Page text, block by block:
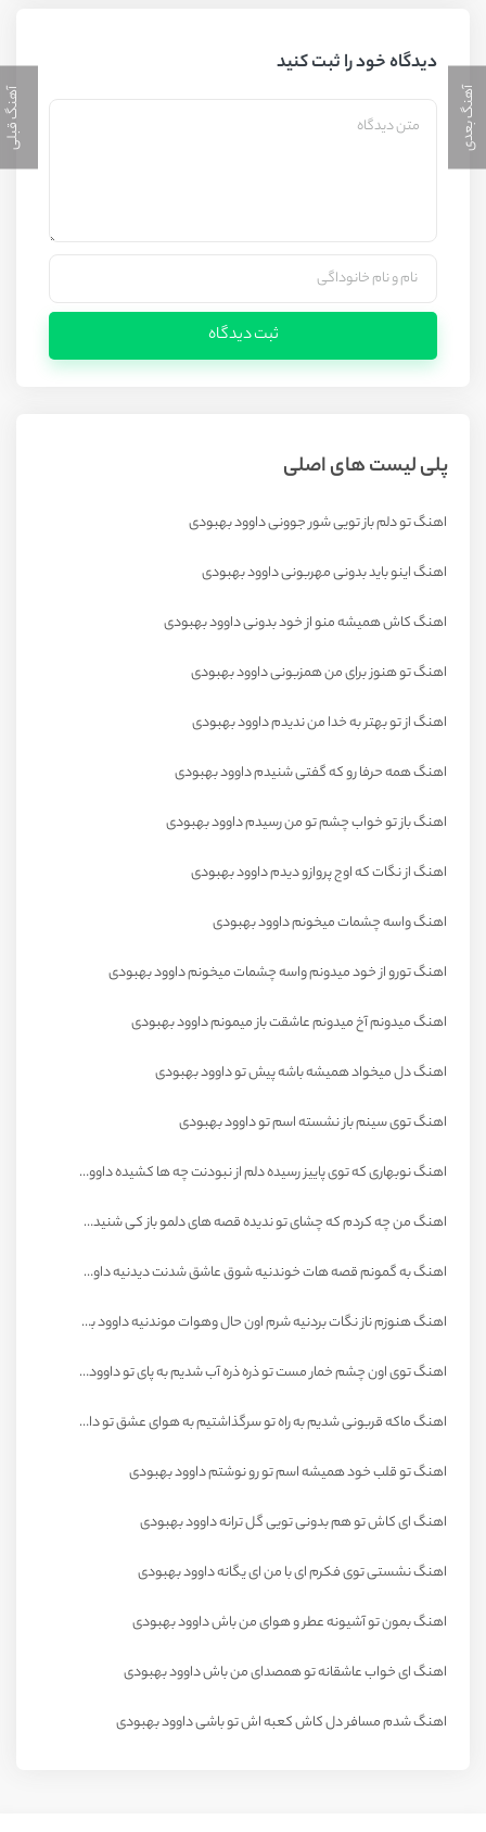
آهنگ بعدی آهنگ قبلی
دیدگاه خود را ثبت کنید
پلی لیست های اصلی
اهنگ تو دلم باز تویی شور جوونی داوود بهبودی
اهنگ اینو باید بدونی مهربونی داوود بهبودی
اهنگ کاش همیشه منو از خود بدونی داوود بهبودی
اهنگ تو هنوز برای من همزبونی داوود بهبودی
اهنگ از تو بهتر به خدا من ندیدم داوود بهبودی
اهنگ همه حرفا رو که گفتی شنیدم داوود بهبودی
اهنگ باز تو خواب چشم تو من رسیدم داوود بهبودی
اهنگ از نگات که اوج پروازو دیدم داوود بهبودی
اهنگ واسه چشمات میخونم داوود بهبودی
اهنگ تورو از خود میدونم واسه چشمات میخونم داوود بهبودی
اهنگ میدونم آخ میدونم عاشقت باز میمونم داوود بهبودی
اهنگ دل میخواد همیشه باشه پیش تو داوود بهبودی
اهنگ توی سینم باز نشسته اسم تو داوود بهبودی
اهنگ نوبهاری که توی پاییز رسیده دلم از نبودنت چه ها کشیده داوود بهبودی
اهنگ من چه کردم که چشای تو ندیده قصه های دلمو باز کی شنیده داوود بهبودی
اهنگ به گمونم قصه هات خوندنیه شوق عاشق شدنت دیدنیه داوود بهبودی
اهنگ هنوزم ناز نگات بردنیه شرم اون حال وهوات موندنیه داوود بهبودی
اهنگ توی اون چشم خمار مست تو ذره ذره آب شدیم به پای تو داوود بهبودی
اهنگ ماکه قربونی شدیم به راه تو سرگذاشتیم به هوای عشق تو داوود بهبودی
اهنگ تو قلب خود همیشه اسم تو رو نوشتم داوود بهبودی
اهنگ ای کاش تو هم بدونی تویی گل ترانه داوود بهبودی
اهنگ نشستی توی فکرم ای با من ای یگانه داوود بهبودی
اهنگ بمون تو آشیونه عطر و هوای من باش داوود بهبودی
اهنگ ای خواب عاشقانه تو همصدای من باش داوود بهبودی
اهنگ شدم مسافر دل کاش کعبه اش تو باشی داوود بهبودی